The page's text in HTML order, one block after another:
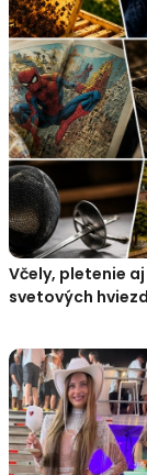
Včely, pletenie
svetových